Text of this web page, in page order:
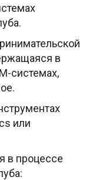
в
системах,
или
в процессе